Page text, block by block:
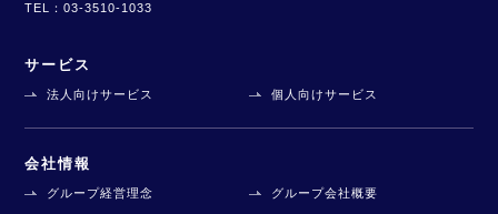
TEL：03-3510-1033
サービス
法人向けサービス 個人向けサービス
会社情報
グループ経営理念 グループ会社概要